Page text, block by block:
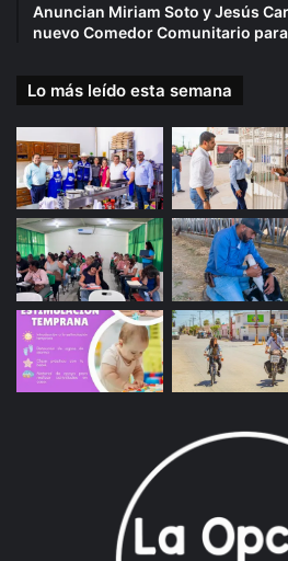
Anuncian Miriam Soto y Jesús
nuevo Comedor Comunitario
Lo más leído esta semana